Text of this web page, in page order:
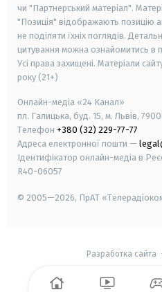
чи "Партнерський матеріал".
"Позиція" відображають позицію
не поділяти їхніх поглядів.
цитування можна ознайомитись в
Усі права захищені. Матеріали
року (21+)
Онлайн-медіа «24 Канал»
пл. Галицька, буд. 15, м. Львів,
Телефон +380 (32) 229-77-77
Адреса електронної пошти —
Ідентифікатор онлайн-медіа в
R40-06057
© 2005—2026, ПрАТ
Разработка сайта